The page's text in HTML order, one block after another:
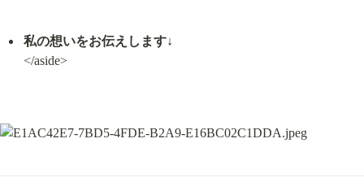
私の想いをお伝えします↓
</aside>